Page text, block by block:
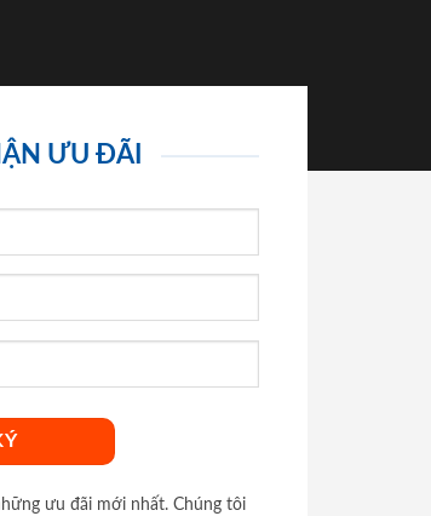
ƯU ĐÃI
ưu đãi mới nhất. Chúng tôi